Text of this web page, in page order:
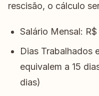
rescisão, o cálculo
Salário Mensal:
Dias Trabalhados
equivalem a 15
dias)